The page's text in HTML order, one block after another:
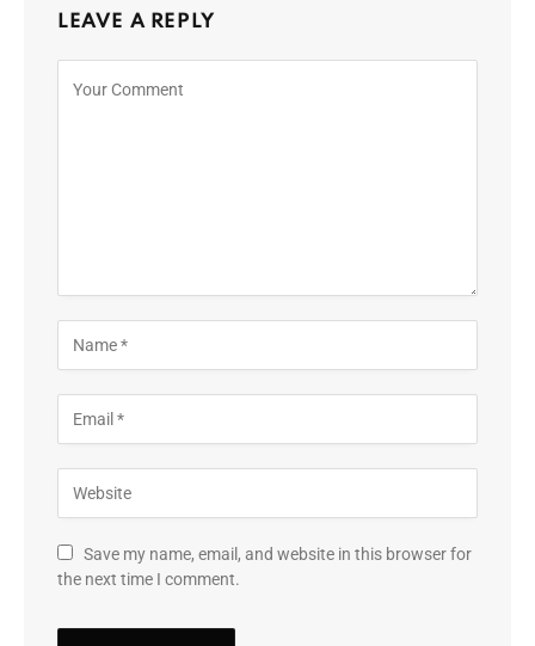
LEAVE A REPLY
Save my name, email, and website in this browser for
the next time I comment.